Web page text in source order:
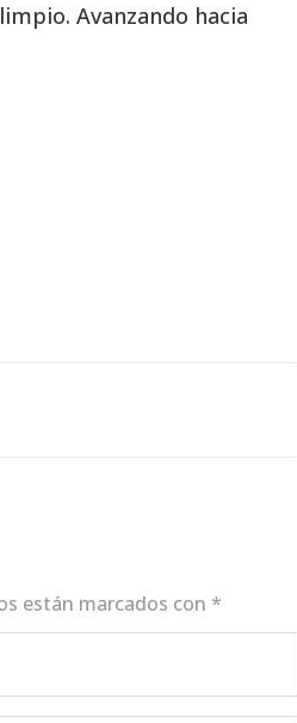
Avanzando hacia
están marcados con *